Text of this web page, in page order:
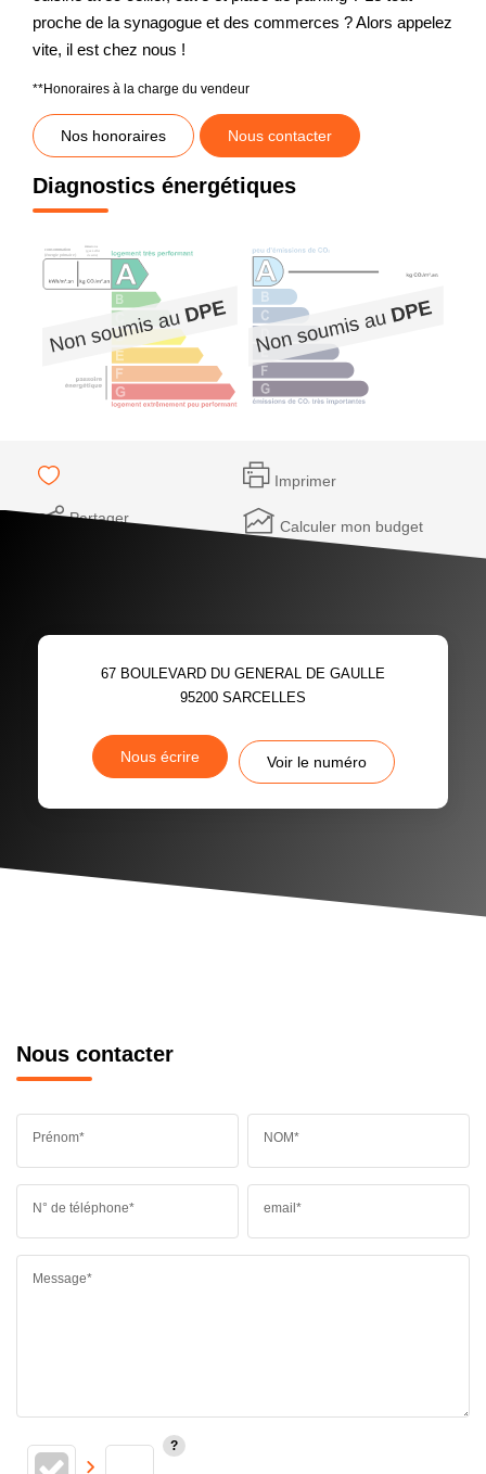
proche de la synagogue et des commerces ? Alors appelez
vite, il est chez nous !
**Honoraires à la charge du vendeur
Nos honoraires Nous contacter
Diagnostics énergétiques
Imprimer
Partager Calculer mon budget
67 BOULEVARD DU GENERAL DE GAULLE
95200 SARCELLES
Nous écrire Voir le numéro
Nous contacter
Prénom* NOM*
N° de téléphone* email*
Message*